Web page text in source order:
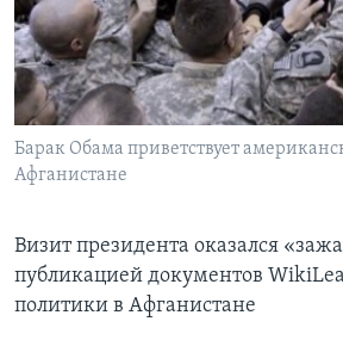
Learning English
СОЦИАЛЬНЫЕ СЕТИ
Барак Обама приветствует
Афганистане
Визит президента оказался
публикацией документов
политики в Афганистане